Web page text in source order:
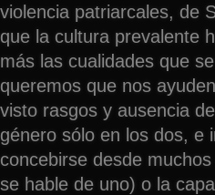
violencia patriarcales, de
que la cultura prevalente
más las cualidades que
queremos que nos
visto rasgos y ausencia
género sólo en los dos, e
concebirse desde
se hable de uno) o la